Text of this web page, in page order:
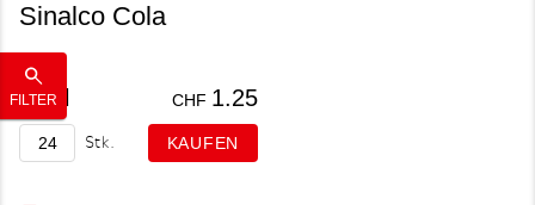
FILTER
Sinalco Cola
30 cl CHF 1.25
Stk.